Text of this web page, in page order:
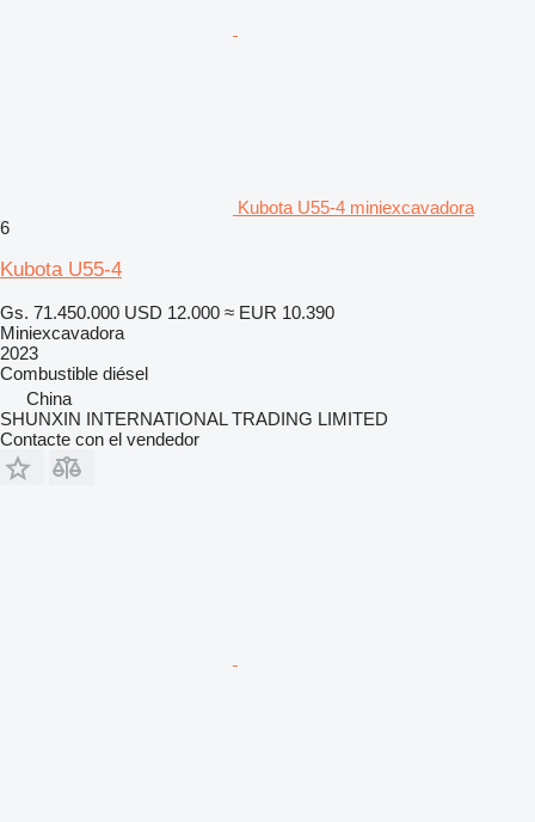
Kubota U55-4 miniexcavadora
6
Kubota U55-4
Gs. 71.450.000 USD 12.000 ≈ EUR 10.390
Miniexcavadora
2023
Combustible diésel
China
SHUNXIN INTERNATIONAL TRADING LIMITED
Contacte con el vendedor